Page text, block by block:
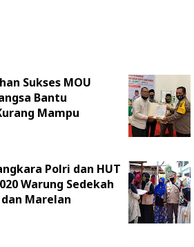
Sukses MOU
Bantu
Mampu
Polri dan HUT
Warung Sedekah
dan Marelan